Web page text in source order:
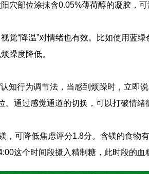
穴部位涂抹含0.05%薄荷醇的凝胶，
觉“降温”对情绪也有效。比如使用蓝
躁度降低。
认知行为调节法，当感到烦躁时，立即
。通过感觉通道的切换，可以打破情绪
，可降低焦虑评分1.8分。含镁的食物
这个时间段摄入精制糖，此时段的